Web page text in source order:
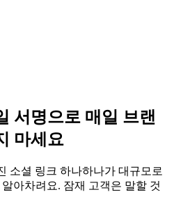
서명으로 매일 브랜
마세요
소셜 링크 하나하나가 대규모로
아차려요. 잠재 고객은 말할 것